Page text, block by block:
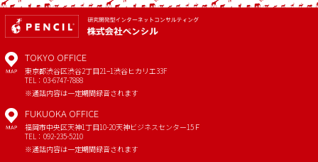
MAP
TOKYO OFFICE
東京都渋谷区渋谷2丁目21−1渋谷ヒカリエ33F
TEL：03-6747-7888
※通話内容は一定期間録音されます
MAP
FUKUOKA OFFICE
福岡市中央区天神1丁目10-20天神ビジネスセンター15Ｆ
TEL：092-235-5210
※通話内容は一定期間録音されます